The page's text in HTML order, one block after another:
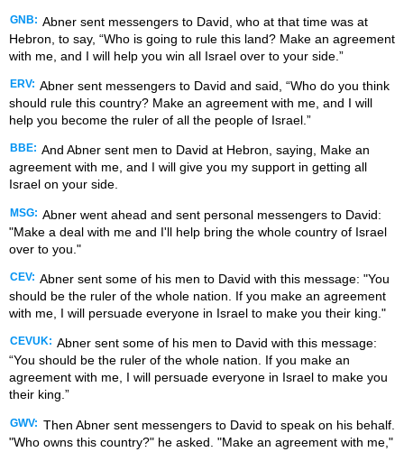
GNB: Abner sent messengers to David, who at that time was at
Hebron, to say, “Who is going to rule this land? Make an agreement
with me, and I will help you win all Israel over to your side.”
ERV: Abner sent messengers to David and said, “Who do you think
should rule this country? Make an agreement with me, and I will
help you become the ruler of all the people of Israel.”
BBE: And Abner sent men to David at Hebron, saying, Make an
agreement with me, and I will give you my support in getting all
Israel on your side.
MSG: Abner went ahead and sent personal messengers to David:
"Make a deal with me and I'll help bring the whole country of Israel
over to you."
CEV: Abner sent some of his men to David with this message: "You
should be the ruler of the whole nation. If you make an agreement
with me, I will persuade everyone in Israel to make you their king."
CEVUK: Abner sent some of his men to David with this message:
“You should be the ruler of the whole nation. If you make an
agreement with me, I will persuade everyone in Israel to make you
their king.”
GWV: Then Abner sent messengers to David to speak on his behalf.
"Who owns this country?" he asked. "Make an agreement with me,"